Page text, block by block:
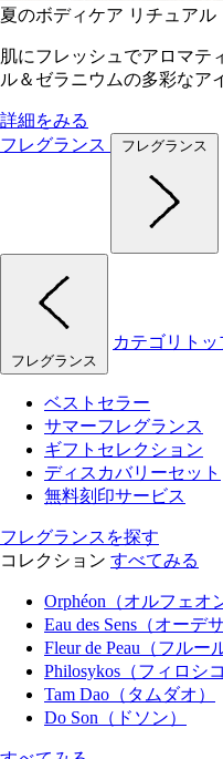
夏のボディケア リチュアル
肌にフレッシュでアロマテ
ル＆ゼラニウムの多彩なア
詳細をみる
フレグランス
フレグランス
フレグランス
カテゴリトッ
ベストセラー
サマーフレグランス
ギフトセレクション
ディスカバリーセット
無料刻印サービス
フレグランスを探す
コレクション すべてみる
Orphéon（オルフェオ
Eau des Sens（オーデ
Fleur de Peau（フルー
Philosykos（フィロシ
Tam Dao（タムダオ）
Do Son（ドソン）